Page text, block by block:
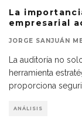
La
empresarial
JORGE SANJUÁN
La auditoría no
herramienta
proporciona
ANÁLISIS